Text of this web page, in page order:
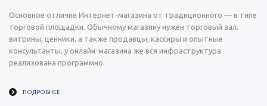
Основное отличие Интернет-магазина от традиционного — в типе
торговой площадки. Обычному магазину нужен торговый зал,
витрины, ценники, а также продавцы, кассиры и опытные
консультанты, у онлайн-магазина же вся инфраструктура
реализована программно.
ПОДРОБНЕЕ